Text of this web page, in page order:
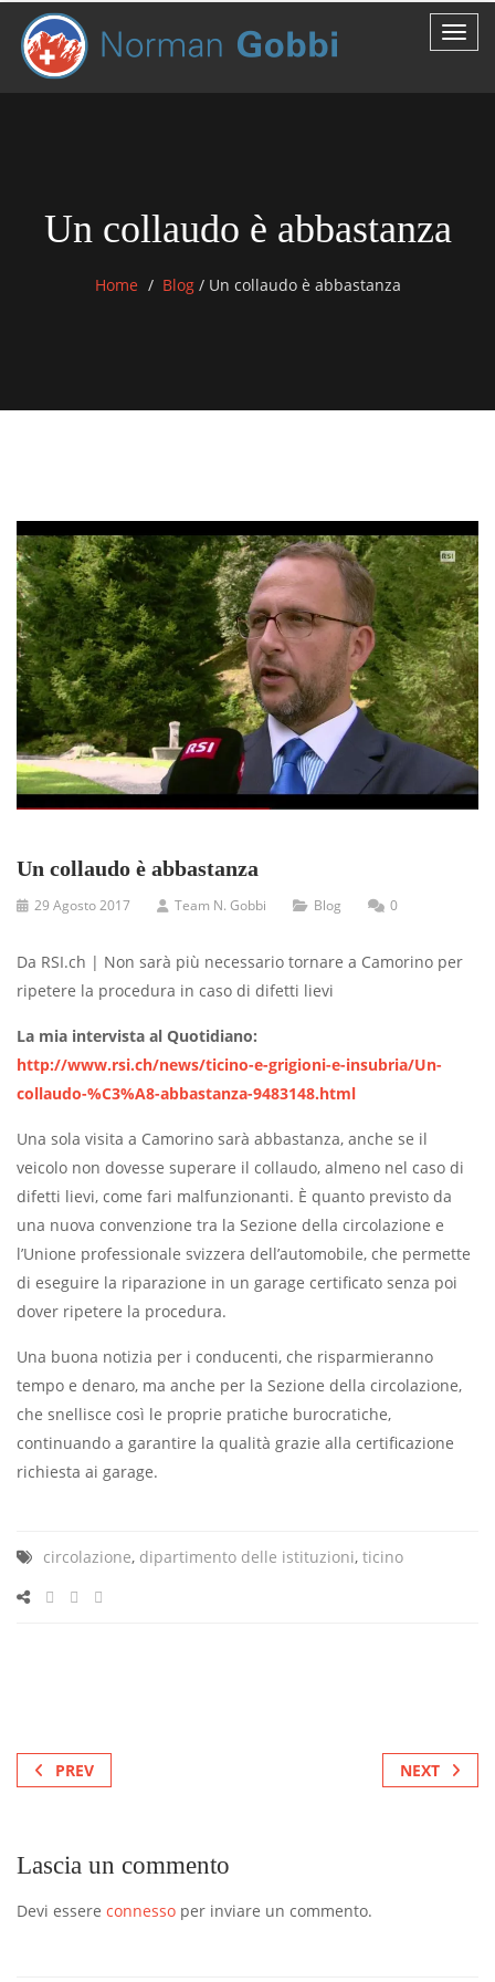
Un collaudo è abbastanza
Home Blog /Un collaudo è abbastanza
Un collaudo è abbastanza
29 Agosto 2017 Team N. Gobbi Blog 0
Da RSI.ch | Non sarà più necessario tornare a Camorino per
ripetere la procedura in caso di difetti lievi
La mia intervista al Quotidiano:
http://www.rsi.ch/news/ticino-e-grigioni-e-insubria/Un-
collaudo-%C3%A8-abbastanza-9483148.html
Una sola visita a Camorino sarà abbastanza, anche se il
veicolo non dovesse superare il collaudo, almeno nel caso di
difetti lievi, come fari malfunzionanti. È quanto previsto da
una nuova convenzione tra la Sezione della circolazione e
l’Unione professionale svizzera dell’automobile, che permette
di eseguire la riparazione in un garage certificato senza poi
dover ripetere la procedura.
Una buona notizia per i conducenti, che risparmieranno
tempo e denaro, ma anche per la Sezione della circolazione,
che snellisce così le proprie pratiche burocratiche,
continuando a garantire la qualità grazie alla certificazione
richiesta ai garage.
circolazione, dipartimento delle istituzioni, ticino
PREV NEXT
Lascia un commento
Devi essere connesso per inviare un commento.